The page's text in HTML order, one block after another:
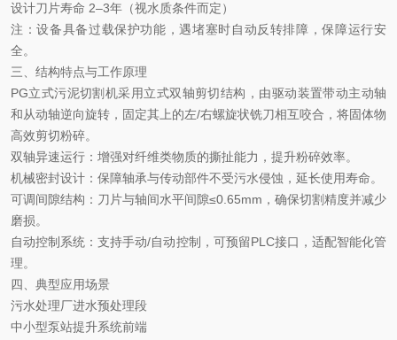
设计刀片寿命 2–3年（视水质条件而定）
注：设备具备过载保护功能，遇堵塞时自动反转排障，保障运行安
全。
三、结构特点与工作原理
PG立式污泥切割机采用‌立式双轴剪切结构‌，由驱动装置带动主动轴
和从动轴逆向旋转，固定其上的左/右螺旋状铣刀相互咬合，将固体物
高效剪切粉碎。
双轴异速运行 ‌：增强对纤维类物质的撕扯能力，提升粉碎效率。
机械密封设计 ‌：保障轴承与传动部件不受污水侵蚀，延长使用寿命。
可调间隙结构 ‌：刀片与轴间水平间隙≤0.65mm，确保切割精度并减少
磨损。
自动控制系统 ‌：支持手动/自动控制，可预留PLC接口，适配智能化管
理。
四、典型应用场景
污水处理厂进水预处理段
中小型泵站提升系统前端